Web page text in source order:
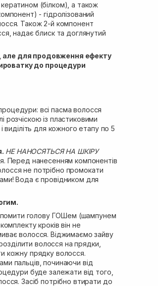
(білком), а також
- гідролізований
Також 2-й компонент
надає блиск та доглянутий
але для продовження ефекту
до процедури
всі пасма волосся
розчіскою із пластиковими
виділіть для кожного етапу по 5
НЕ НАНОСЯТЬСЯ НА ШКІРУ
Перед нанесенням компонентів
не потрібно промокати
Вода є провідником для
помити голову ГОШем (шампунем
кроків він не
волосся. Віджимаємо зайву
волосся на прядки,
кожну прядку волосся.
пальців, починаючи від
буде залежати від того,
Засіб потрібно втирати до